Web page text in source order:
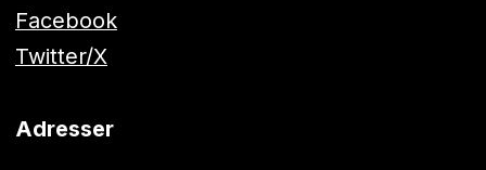
Facebook
Twitter/X
Adresser